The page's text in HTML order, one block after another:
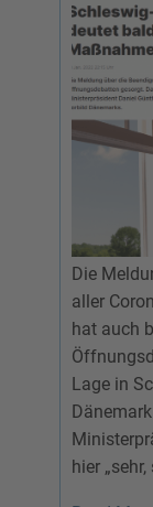
Die
aller
hat auch
Lage in
hier